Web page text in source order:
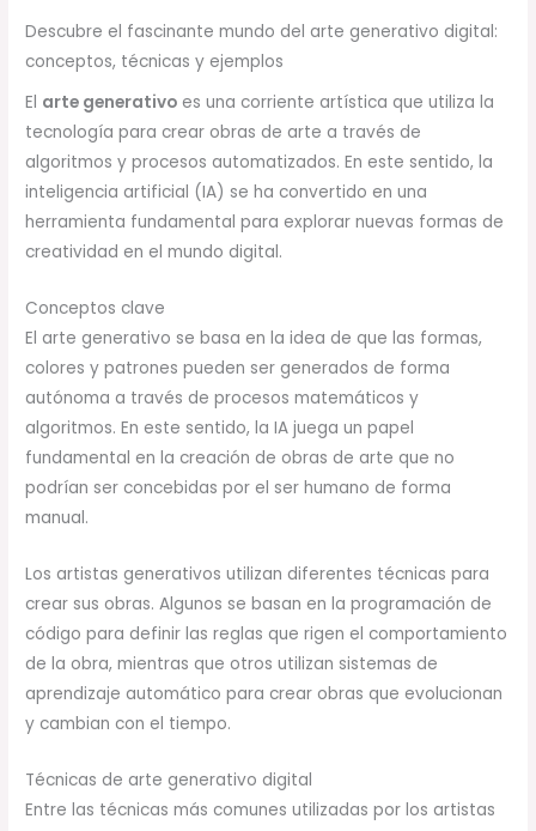
Descubre el fascinante mundo del arte generativo digital:
conceptos, técnicas y ejemplos
El arte generativo es una corriente artística que utiliza la
tecnología para crear obras de arte a través de
algoritmos y procesos automatizados. En este sentido, la
inteligencia artificial (IA) se ha convertido en una
herramienta fundamental para explorar nuevas formas de
creatividad en el mundo digital.
Conceptos clave
El arte generativo se basa en la idea de que las formas,
colores y patrones pueden ser generados de forma
autónoma a través de procesos matemáticos y
algoritmos. En este sentido, la IA juega un papel
fundamental en la creación de obras de arte que no
podrían ser concebidas por el ser humano de forma
manual.
Los artistas generativos utilizan diferentes técnicas para
crear sus obras. Algunos se basan en la programación de
código para definir las reglas que rigen el comportamiento
de la obra, mientras que otros utilizan sistemas de
aprendizaje automático para crear obras que evolucionan
y cambian con el tiempo.
Técnicas de arte generativo digital
Entre las técnicas más comunes utilizadas por los artistas